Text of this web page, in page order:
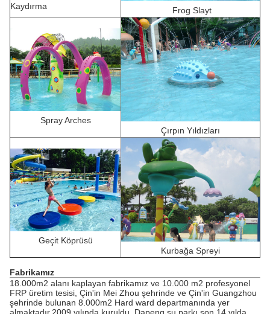
Kaydırma
Frog Slayt
Spray Arches
Çırpın Yıldızları
Geçit Köprüsü
Kurbağa Spreyi
Fabrikamız
18.000m2 alanı kaplayan fabrikamız ve 10.000 m2 profesyonel
FRP üretim tesisi, Çin'in Mei Zhou şehrinde ve Çin'in Guangzhou
şehrinde bulunan 8.000m2 Hard ward departmanında yer
almaktadır.2009 yılında kuruldu, Dapeng su parkı son 14 yılda